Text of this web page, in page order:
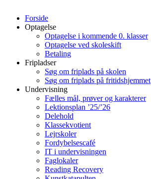
Forside
Optagelse
Optagelse i kommende 0. klasser
Optagelse ved skoleskift
Betaling
Fripladser
Søg om friplads på skolen
Søg om friplads på fritidshjemmet
Undervisning
Fælles mål, prøver og karakterer
Lektionsplan ’25/’26
Delehold
Klassekvotient
Lejrskoler
Fordybelsescafé
IT i undervisningen
Faglokaler
Reading Recovery